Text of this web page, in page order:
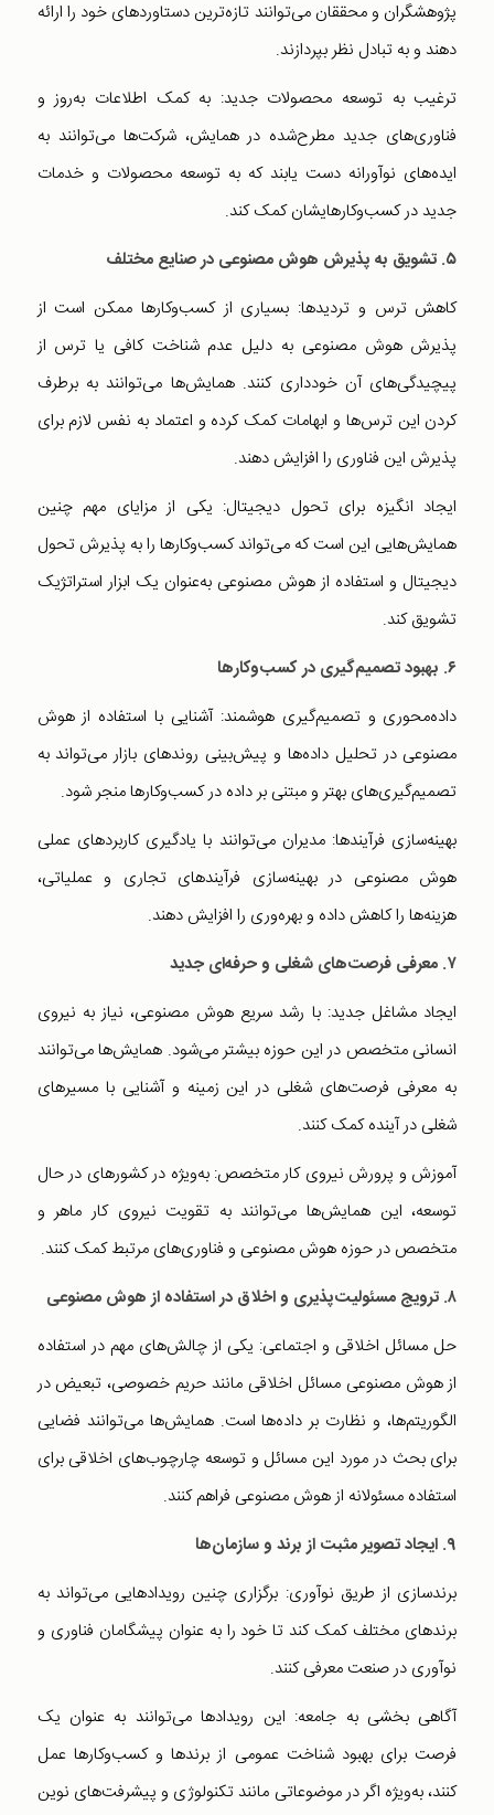
پژوهشگران و محققان می‌توانند تازه‌ترین دستاوردهای خود را ارائه
دهند و به تبادل نظر بپردازند.
ترغیب به توسعه محصولات جدید: به کمک اطلاعات به‌روز و
فناوری‌های جدید مطرح‌شده در همایش، شرکت‌ها می‌توانند به
ایده‌های نوآورانه دست یابند که به توسعه محصولات و خدمات
جدید در کسب‌وکارهایشان کمک کند.
۵. تشویق به پذیرش هوش مصنوعی در صنایع مختلف
کاهش ترس و تردیدها: بسیاری از کسب‌وکارها ممکن است از
پذیرش هوش مصنوعی به دلیل عدم شناخت کافی یا ترس از
پیچیدگی‌های آن خودداری کنند. همایش‌ها می‌توانند به برطرف
کردن این ترس‌ها و ابهامات کمک کرده و اعتماد به نفس لازم برای
پذیرش این فناوری را افزایش دهند.
ایجاد انگیزه برای تحول دیجیتال: یکی از مزایای مهم چنین
همایش‌هایی این است که می‌تواند کسب‌وکارها را به پذیرش تحول
دیجیتال و استفاده از هوش مصنوعی به‌عنوان یک ابزار استراتژیک
تشویق کند.
۶. بهبود تصمیم‌گیری در کسب‌وکارها
داده‌محوری و تصمیم‌گیری هوشمند: آشنایی با استفاده از هوش
مصنوعی در تحلیل داده‌ها و پیش‌بینی روندهای بازار می‌تواند به
تصمیم‌گیری‌های بهتر و مبتنی بر داده در کسب‌وکارها منجر شود.
بهینه‌سازی فرآیندها: مدیران می‌توانند با یادگیری کاربردهای عملی
هوش مصنوعی در بهینه‌سازی فرآیندهای تجاری و عملیاتی،
هزینه‌ها را کاهش داده و بهره‌وری را افزایش دهند.
۷. معرفی فرصت‌های شغلی و حرفه‌ای جدید
ایجاد مشاغل جدید: با رشد سریع هوش مصنوعی، نیاز به نیروی
انسانی متخصص در این حوزه بیشتر می‌شود. همایش‌ها می‌توانند
به معرفی فرصت‌های شغلی در این زمینه و آشنایی با مسیرهای
شغلی در آینده کمک کنند.
آموزش و پرورش نیروی کار متخصص: به‌ویژه در کشورهای در حال
توسعه، این همایش‌ها می‌توانند به تقویت نیروی کار ماهر و
متخصص در حوزه هوش مصنوعی و فناوری‌های مرتبط کمک کنند.
۸. ترویج مسئولیت‌پذیری و اخلاق در استفاده از هوش مصنوعی
حل مسائل اخلاقی و اجتماعی: یکی از چالش‌های مهم در استفاده
از هوش مصنوعی مسائل اخلاقی مانند حریم خصوصی، تبعیض در
الگوریتم‌ها، و نظارت بر داده‌ها است. همایش‌ها می‌توانند فضایی
برای بحث در مورد این مسائل و توسعه چارچوب‌های اخلاقی برای
استفاده مسئولانه از هوش مصنوعی فراهم کنند.
۹. ایجاد تصویر مثبت از برند و سازمان‌ها
برندسازی از طریق نوآوری: برگزاری چنین رویدادهایی می‌تواند به
برندهای مختلف کمک کند تا خود را به عنوان پیشگامان فناوری و
نوآوری در صنعت معرفی کنند.
آگاهی بخشی به جامعه: این رویدادها می‌توانند به عنوان یک
فرصت برای بهبود شناخت عمومی از برندها و کسب‌وکارها عمل
کنند، به‌ویژه اگر در موضوعاتی مانند تکنولوژی و پیشرفت‌های نوین